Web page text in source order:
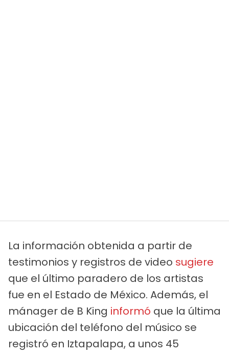
La información obtenida a partir de
testimonios y registros de video sugiere
que el último paradero de los artistas
fue en el Estado de México. Además, el
mánager de B King informó que la última
ubicación del teléfono del músico se
registró en Iztapalapa, a unos 45